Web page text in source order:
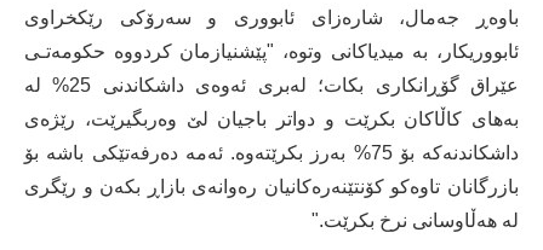
باوەڕ جەمال، شارەزای ئابووری و سەرۆکی رێکخراوی
ئابووریکار، بە میدیاکانی وتوە، "پێشنیازمان کردووە حکومەتـی
عێراق گۆڕانکاری بکات؛ لەبری ئەوەی داشکاندنی 25% لە
بەهای کاڵاکان بکرێت و دواتر باجیان لێ وەربگیرێت، رێژەی
داشکاندنەکە بۆ 75% بەرز بکرێتەوە. ئەمە دەرفەتێکی باشە بۆ
بازرگانان تاوەکو کۆنتێنەرەکانیان رەوانەی بازاڕ بکەن و رێگری
لە هەڵاوسانی نرخ بکرێت."